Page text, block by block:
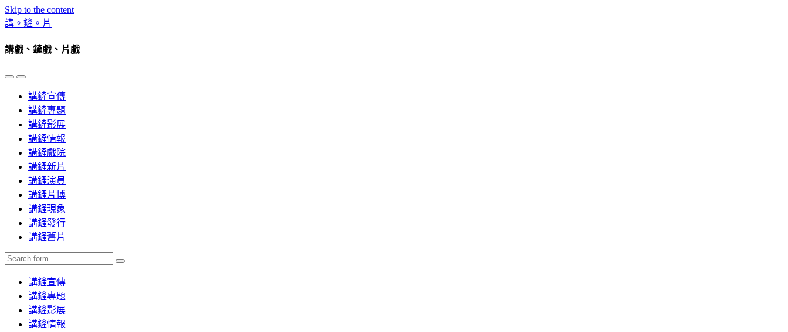
Skip to the content
講。鏟。片
講戲、鏟戲、片戲
Toggle
mobile
Toggle
search
field
講鏟宣傳
講鏟專題
講鏟影展
講鏟情報
講鏟戲院
講鏟新片
講鏟演員
講鏟片博
講鏟現象
講鏟發行
講鏟舊片
Search
講鏟宣傳
講鏟專題
講鏟影展
講鏟情報